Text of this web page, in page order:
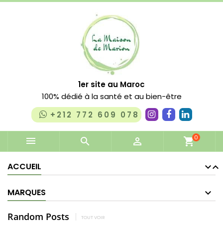
1er site au Maroc
100% dédié à la santé et au bien-être
+212 772 609 078
  shopping_cart0
ACCUEIL
MARQUES
Random Posts TOUT VOIR